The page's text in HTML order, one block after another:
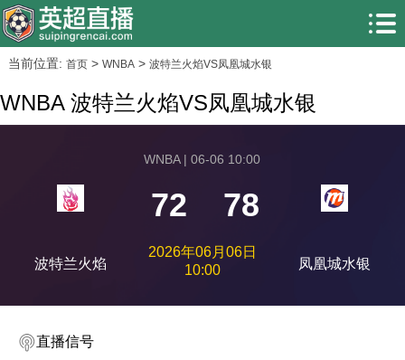
当前位置: 首页> WNBA> 波特兰火焰VS凤凰城水银
WNBA 波特兰火焰VS凤凰城水银
波特兰火焰
WNBA | 06-06 10:00
72 78
2026年06月06日
10:00
凤凰城水银
直播信号